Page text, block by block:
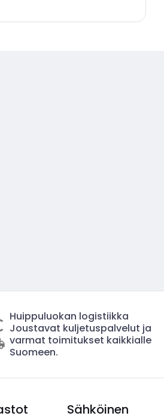
Huippuluokan logistiikka
Joustavat kuljetuspalvelut ja
varmat toimitukset kaikkialle
Suomeen.
Sähköinen